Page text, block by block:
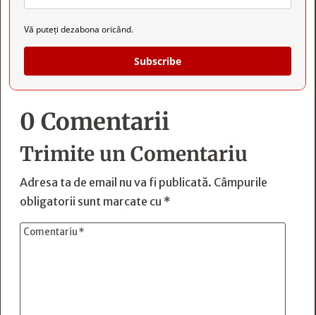
Vă puteți dezabona oricând.
Subscribe
0 Comentarii
Trimite un Comentariu
Adresa ta de email nu va fi publicată. Câmpurile
obligatorii sunt marcate cu *